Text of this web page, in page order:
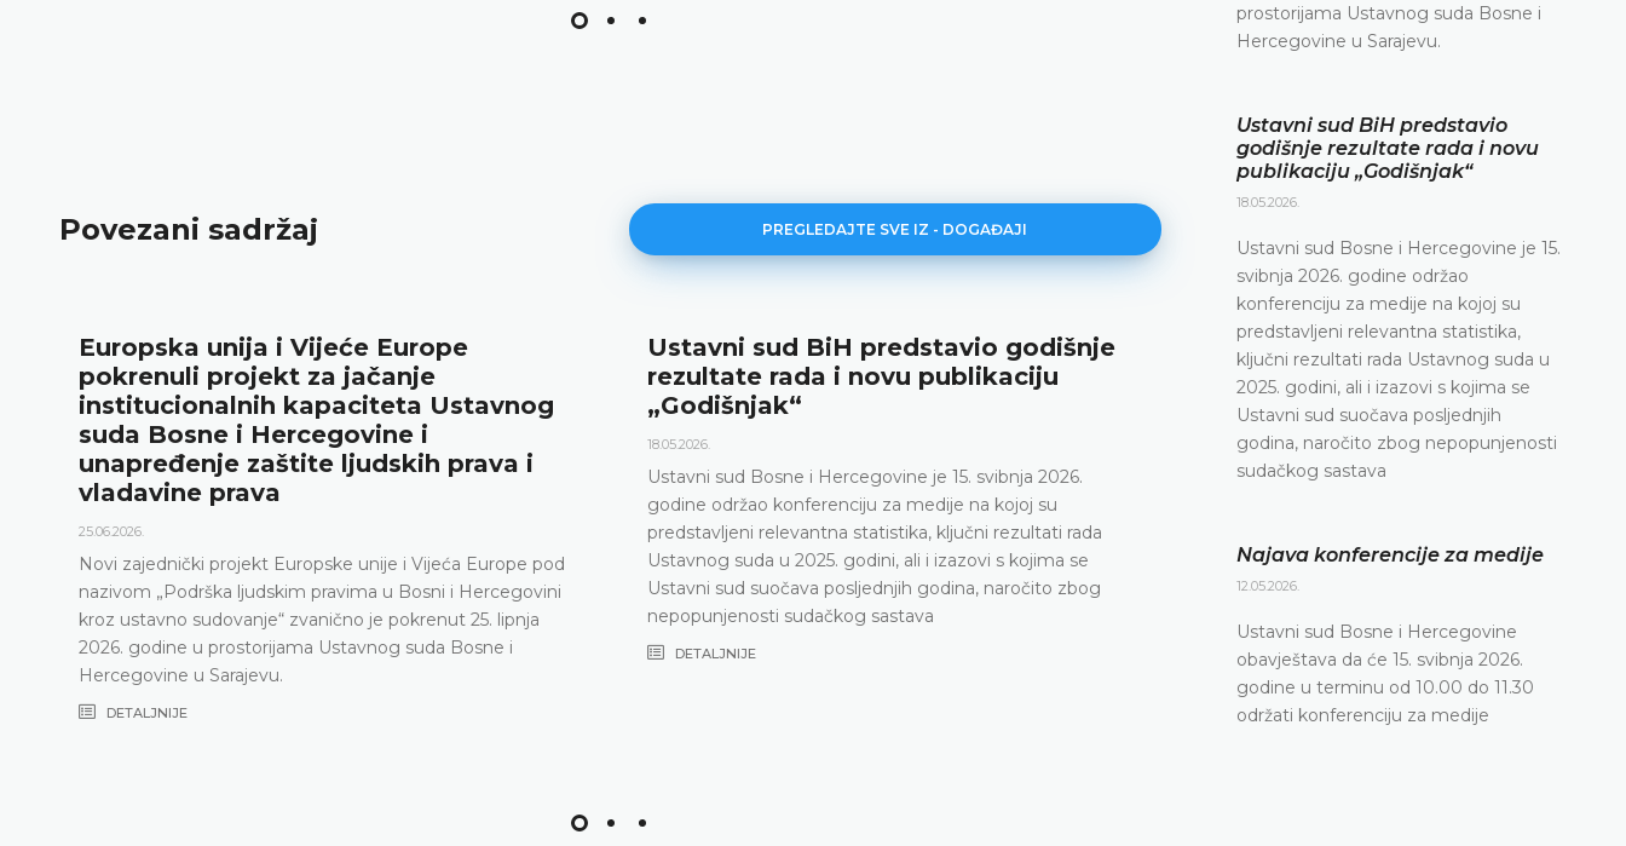
Povezani sadržaj PREGLEDAJTE SVE IZ - DOGAĐAJI
Europska unija i Vijeće Europe
pokrenuli projekt za jačanje
institucionalnih kapaciteta Ustavnog
suda Bosne i Hercegovine i
unapređenje zaštite ljudskih prava i
vladavine prava
25.06.2026.
Novi zajednički projekt Europske unije i Vijeća Europe pod
nazivom „Podrška ljudskim pravima u Bosni i Hercegovini
kroz ustavno sudovanje“ zvanično je pokrenut 25. lipnja
2026. godine u prostorijama Ustavnog suda Bosne i
Hercegovine u Sarajevu.
DETALJNIJE
Ustavni sud BiH predstavio godišnje
rezultate rada i novu publikaciju
„Godišnjak“
18.05.2026.
Ustavni sud Bosne i Hercegovine je 15. svibnja 2026.
godine održao konferenciju za medije na kojoj su
predstavljeni relevantna statistika, ključni rezultati rada
Ustavnog suda u 2025. godini, ali i izazovi s kojima se
Ustavni sud suočava posljednjih godina, naročito zbog
nepopunjenosti sudačkog sastava
DETALJNIJE
Najava konferencije za medije
12.05.2026.
Ustavni sud Bosne i Hercegovine obavještava
svibnja 2026. godine u terminu od 10.00 do
konferenciju za medije
prostorijama Ustavnog suda Bosne i
Hercegovine u Sarajevu.
Ustavni sud BiH predstavio
godišnje rezultate rada i novu
publikaciju „Godišnjak“
18.05.2026.
Ustavni sud Bosne i Hercegovine je 15.
svibnja 2026. godine održao
konferenciju za medije na kojoj su
predstavljeni relevantna statistika,
ključni rezultati rada Ustavnog suda u
2025. godini, ali i izazovi s kojima se
Ustavni sud suočava posljednjih
godina, naročito zbog nepopunjenosti
sudačkog sastava
Najava konferencije za medije
12.05.2026.
Ustavni sud Bosne i Hercegovine
obavještava da će 15. svibnja 2026.
godine u terminu od 10.00 do 11.30
održati konferenciju za medije